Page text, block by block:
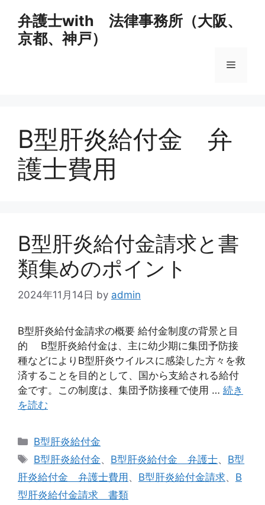
弁護士with 法律事務所（大阪、
京都、神戸）
メ
B型肝炎給付金 弁
護士費用
B型肝炎給付金請求と書
類集めのポイント
2024年11月14日 by admin
B型肝炎給付金請求の概要 給付金制度の背景と目
的 B型肝炎給付金は、主に幼少期に集団予防接
種などによりB型肝炎ウイルスに感染した方々を救
済することを目的として、国から支給される給付
金です。この制度は、集団予防接種で使用 … 続き
を読む
カ
テ
リ
ー
B型肝炎給付金
タ
グ
B型肝炎給付金、 B型肝炎給付金 弁護士、 B型
肝炎給付金 弁護士費用 、 B型肝炎給付金請求、 B
型肝炎給付金請求 書類